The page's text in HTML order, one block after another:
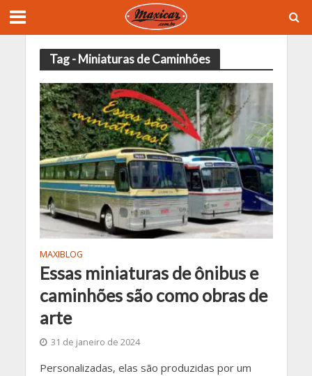
Tag - Miniaturas de Caminhões
MAXIBLOG
Essas miniaturas de ônibus e
caminhões são como obras de
arte
31 de janeiro de 2024
Personalizadas, elas são produzidas por um